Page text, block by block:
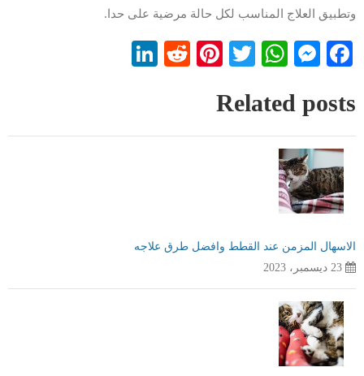
وتطبيق العلاج المناسب لكل حالة مرضية على حدا.
Facebook
Messenger
WhatsApp
Twitter
Pinterest
Reddit
Related posts
الاسهال المزمن عند القطط وافضل طرق علاجه
23 ديسمبر، 2023